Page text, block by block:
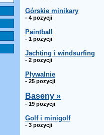
Górskie minikary
- 4 pozycji
Paintball
- 1 pozycji
Jachting i windsurfing
- 2 pozycji
Pływalnie
- 25 pozycji
Baseny »
- 19 pozycji
Golf i minigolf
- 3 pozycji